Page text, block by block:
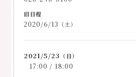
2020/6/13 （土）
2021/5/23 （日）
17:00 / 18:00